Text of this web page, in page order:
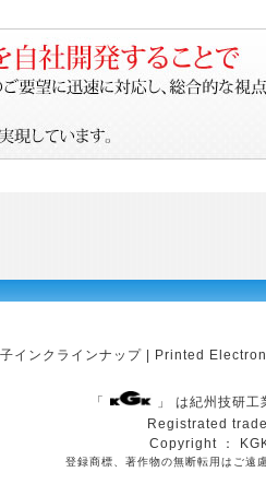
インクラインナップ Printed
「
」 は紀州技研工
Registrated
Copyright ：
登録商標、著作物の無断転用はご